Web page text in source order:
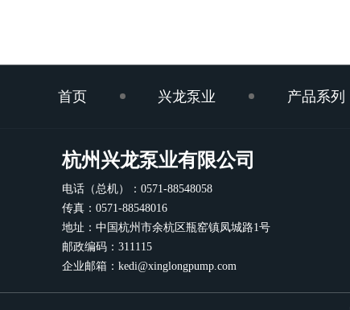
首页 兴龙泵业 产品系列
杭州兴龙泵业有限公司
电话（总机）：0571-88548058
传真：0571-88548016
地址：中国杭州市余杭区瓶窑镇凤城路1号
邮政编码：311115
企业邮箱：kedi@xinglongpump.com